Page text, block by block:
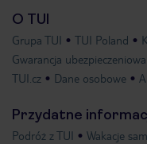
O TUI
Grupa TUI TUI Poland
Gwarancja ubezpieczeniowa
TUI.cz
Dane osobowe
Przydatne
Podróż z TUI Wakacje